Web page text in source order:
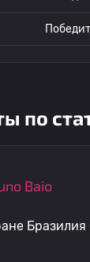
по
Baio
Бразилия